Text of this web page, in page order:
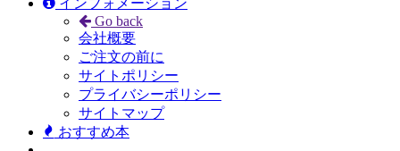
インフォメーション
Go back
会社概要
ご注文の前に
サイトポリシー
プライバシーポリシー
サイトマップ
おすすめ本